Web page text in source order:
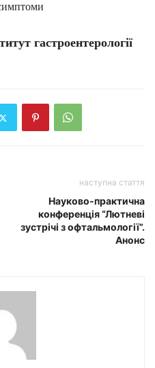
гастроентерології
наступна стаття
Науково-практична
конференція “Лютневі
зустрічі з офтальмології”.
Анонс